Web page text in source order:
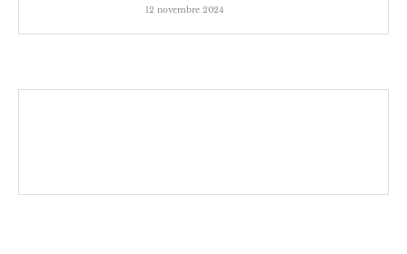
12 novembre 2024